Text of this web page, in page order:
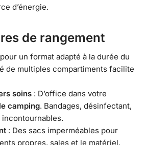
d’énergie.
de rangement
un format adapté à la durée du
de multiples compartiments facilite
soins : D’office dans votre
camping. Bandages, désinfectant,
: Des sacs imperméables pour
propres, sales et le matériel.